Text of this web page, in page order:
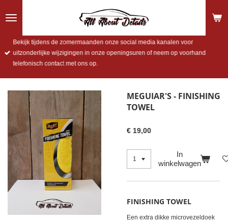
direct
hoofdinhoud
Bekijk tijdens de zomermaanden onze social media kanalen voor
uitzonderlijke wijzigingen in onze openingsuren of neem op voorhand
telefonisch contact met ons op.
MEGUIAR'S - FINISHING
TOWEL
€ 19,00
In
winkelwagen
FINISHING TOWEL
Een extra dikke microvezeldoek